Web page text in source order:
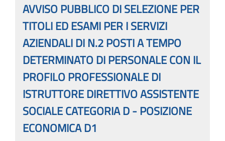
AVVISO PUBBLICO DI SELEZIONE PER
TITOLI ED ESAMI PER I SERVIZI
AZIENDALI DI N.2 POSTI A TEMPO
DETERMINATO DI PERSONALE CON IL
PROFILO PROFESSIONALE DI
ISTRUTTORE DIRETTIVO ASSISTENTE
SOCIALE CATEGORIA D - POSIZIONE
ECONOMICA D1